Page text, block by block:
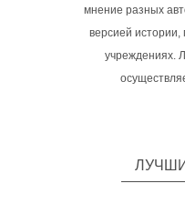
мнение разных
версией
учреждениях.